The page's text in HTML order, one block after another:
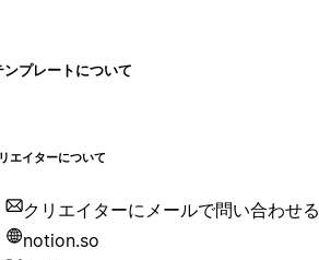
ンプレートについて
エイターについて
クリエイターにメールで問い合わせる
notion.so